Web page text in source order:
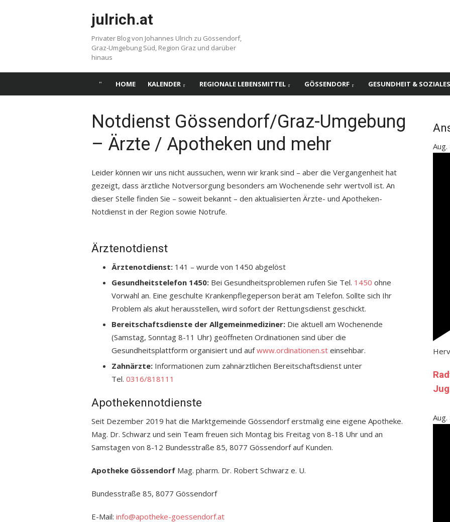
julrich.at
Privater Blog von Johannes Ulrich zu Gössendorf,
Graz-Umgebung Süd, Region Graz und darüber
hinaus
HOME KALENDER REGIONALE LEBENSMITTEL GÖSSENDORF GESUNDHEIT &
Notdienst Gössendorf/Graz-Umgebung
– Ärzte / Apotheken und mehr
Leider können wir uns nicht aussuchen, wenn wir krank sind – aber die Vergangenheit hat
gezeigt, dass ärztliche Notversorgung besonders am Wochenende sehr wertvoll ist. An
dieser Stelle finden Sie – soweit bekannt – den aktualisierten Ärzte- und Apotheken-
Notdienst in der Region sowie Notrufe.
Ärztenotdienst
Ärztenotdienst: 141 – wurde von 1450 abgelöst
Gesundheitstelefon 1450: Bei Gesundheitsproblemen rufen Sie Tel. 1450 ohne
Vorwahl an. Eine geschulte Krankenpflegeperson berät am Telefon. Sollte sich Ihr
Problem als akut herausstellen, wird sofort der Rettungsdienst geschickt.
Bereitschaftsdienste der Allgemeinmediziner: Die aktuell am Wochenende
(Samstag, Sonntag 8-11 Uhr) geöffneten Ordinationen sind über die
Gesundheitsplattform organisiert und aufwww.ordinationen.st einsehbar.
Zahnärzte: Informationen zum zahnärztlichen Bereitschaftsdienst unter
Tel. 0316/818111
Apothekennotdienste
Seit Dezember 2019 hat die Marktgemeinde Gössendorf erstmalig eine eigene Apotheke.
Mag. Dr. Schwarz und sein Team freuen sich Montag bis Freitag von 8-18 Uhr und an
Samstagen von 8-12 Bundesstraße 85, 8077 Gössendorf auf Kunden.
Apotheke Gössendorf Mag. pharm. Dr. Robert Schwarz e. U.
Bundesstraße 85, 8077 Gössendorf
E-Mail: info@apotheke-goessendorf.at
Aug.
Aug.